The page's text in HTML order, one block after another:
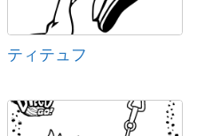
ティテュフ